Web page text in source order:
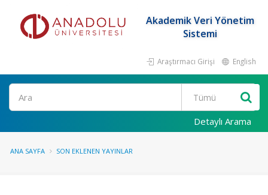
Akademik Veri Yönetim
Sistemi
Araştırmacı Girişi English
Ara
Detaylı Arama
ANA SAYFA SON EKLENEN YAYINLAR